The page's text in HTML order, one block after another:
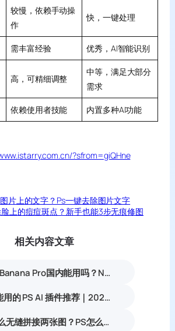
较慢，依赖手动操
作
快，一键处理
需丰富经验 优秀，AI智能识别
高，可精细调整
中等，满足大部分
需求
依赖使用者技能 内置多种AI功能
?sfrom=giQHne
片上的文字？Ps一键去除图片文字
上的痘痘斑点？新手也能3步无痕修图
相关内容文章
NanoBanana Pro国内能用吗？Nano banana使用教程
国内能用的 PS AI 插件推荐｜2026 4款AI插件最新实测
PS怎么无缝拼接两张图？PS怎么把两张图片合并到一起？